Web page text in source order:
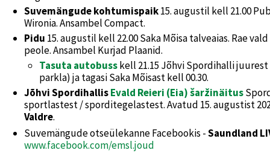
Suvemängude kohtumispaik15. augustil kell 21.00
Wironia. Ansambel Compact.
Pidu 15. augustil kell 22.00 Saka Mõisa talveaias. Rae
peole. Ansambel Kurjad Plaanid.
Tasuta autobusskell 21.15 Jõhvi Spordihalli
parkla) ja tagasi Saka Mõisast kell 00.30.
Jõhvi SpordihallisEvald Reieri (Eia) šaržinäitus
sportlastest / sporditegelastest. Avatud 15. augustist
Valdre.
Suvemängude otseülekanne Facebookis -Saundland
www.facebook.com/emsl.joud